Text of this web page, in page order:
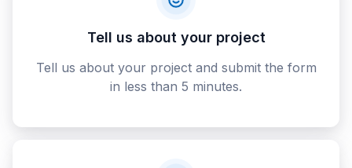
Tell us about your project
Tell us about your project and submit the form
in less than 5 minutes.